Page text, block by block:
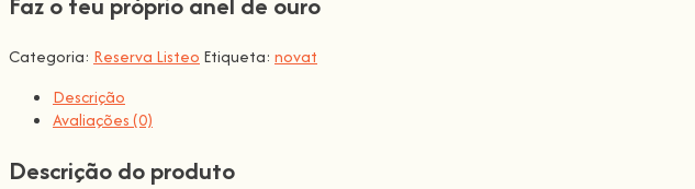
Categoria: Reserva Listeo Etiqueta: novat
Descrição
Avaliações (0)
Descrição do produto